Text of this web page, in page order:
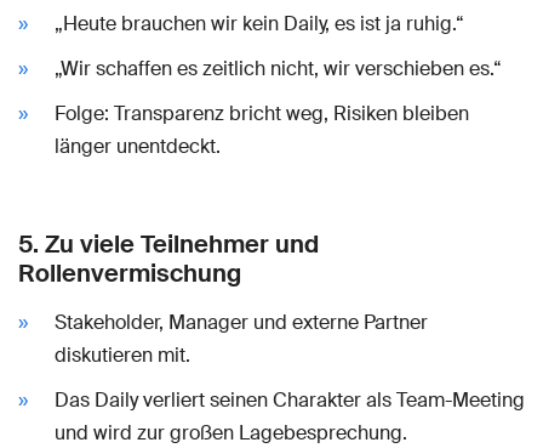
„Heute brauchen wir kein Daily, es ist ja ruhig.“
„Wir schaffen es zeitlich nicht, wir verschieben es.“
Folge: Transparenz bricht weg, Risiken bleiben
länger unentdeckt.
5. Zu viele Teilnehmer und
Rollenvermischung
Stakeholder, Manager und externe Partner
diskutieren mit.
Das Daily verliert seinen Charakter als Team-Meeting
und wird zur großen Lagebesprechung.